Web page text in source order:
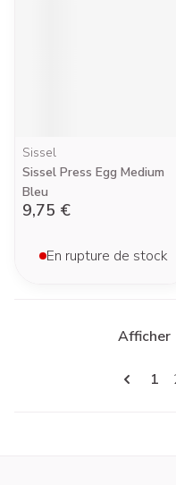
Sissel
Sissel Press Egg Medium
Bleu
9,75 €
En rupture de stock
1
Afficher